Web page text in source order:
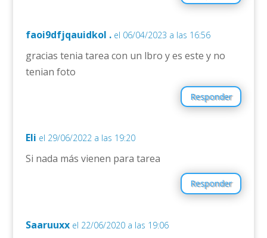
faoi9dfjqauidkol . el 06/04/2023 a las 16:56
gracias tenia tarea con un lbro y es este y no
tenian foto
Responder
Eli el 29/06/2022 a las 19:20
Si nada más vienen para tarea
Responder
Saaruuxx el 22/06/2020 a las 19:06